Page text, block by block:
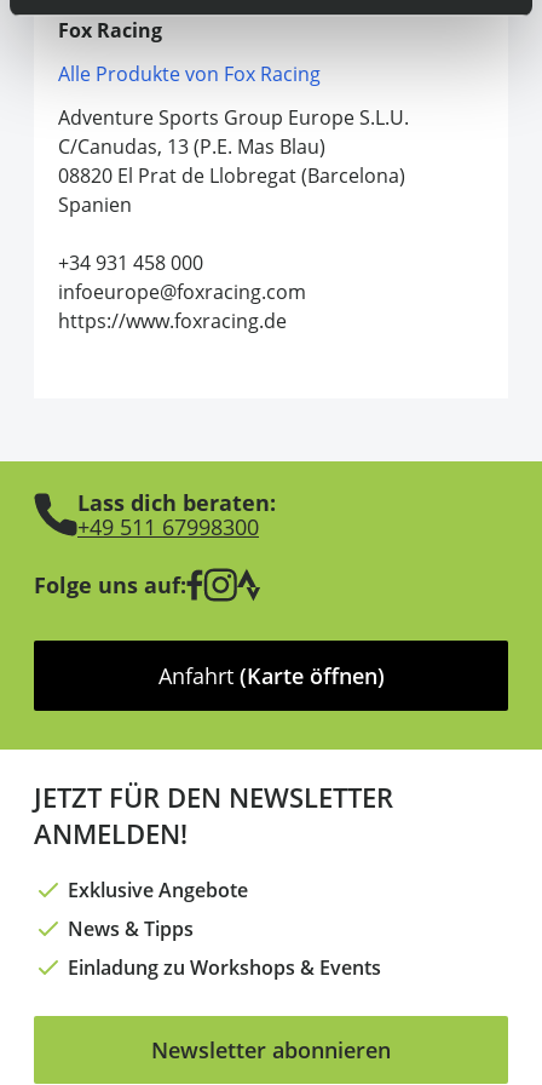
Fox Racing
Alle Produkte von Fox Racing
Adventure Sports Group Europe S.L.U.
C/Canudas, 13 (P.E. Mas Blau)
08820 El Prat de Llobregat (Barcelona)
Spanien
+34 931 458 000
infoeurope@foxracing.com
https://www.foxracing.de
Lass dich beraten:
+49 511 67998300
Folge uns auf:
Anfahrt (Karte öffnen)
JETZT FÜR DEN NEWSLETTER
ANMELDEN!
Exklusive Angebote
News & Tipps
Einladung zu Workshops & Events
Newsletter abonnieren